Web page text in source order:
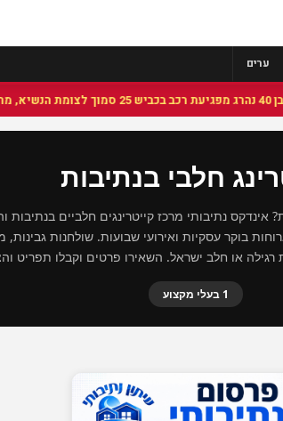
ערים
חלבי בנתיבות
אינדקס נתיבותי מרכז קייטרינגים חלביים
בוקר עסקיות ואירועי שבועות. שולחנות גבינות,
רגילה או חלב ישראל. השאירו פרטים וקבלו תפריט
1 בעלי מקצוע